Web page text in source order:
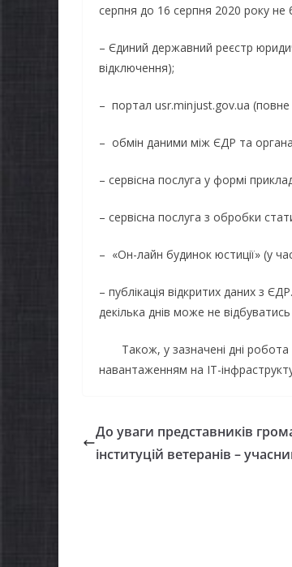
серпня до 16 серпня 2020 року не
– Єдиний державний реєстр
відключення);
– портал usr.minjust.gov.ua (повне
– обмін даними між ЄДР та
– сервісна послуга у формі
– сервісна послуга з обробки
– «Он-лайн будинок юстиції» (у
– публікація відкритих даних з
декілька днів може не
Також, у зазначені дні робота
навантаженням на IT-
До уваги представників
інституцій ветеранів –